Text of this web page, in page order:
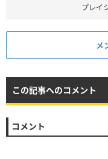
プレイ
メ
この記事へのコメント
コメント